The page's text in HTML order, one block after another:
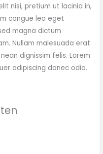
nisi, pretium ut lacinia in,
congue leo eget
magna dictum
Nullam malesuada erat
dignissim felis. Lorem
adipiscing donec odio.